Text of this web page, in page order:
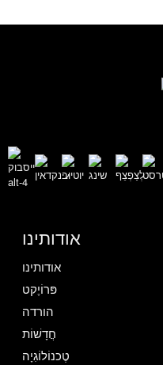
אודותינו
אודותינו
פּרוֹיֶקט
הורדה
חֲדָשׁוֹת
טֶכנוֹלוֹגִיָה